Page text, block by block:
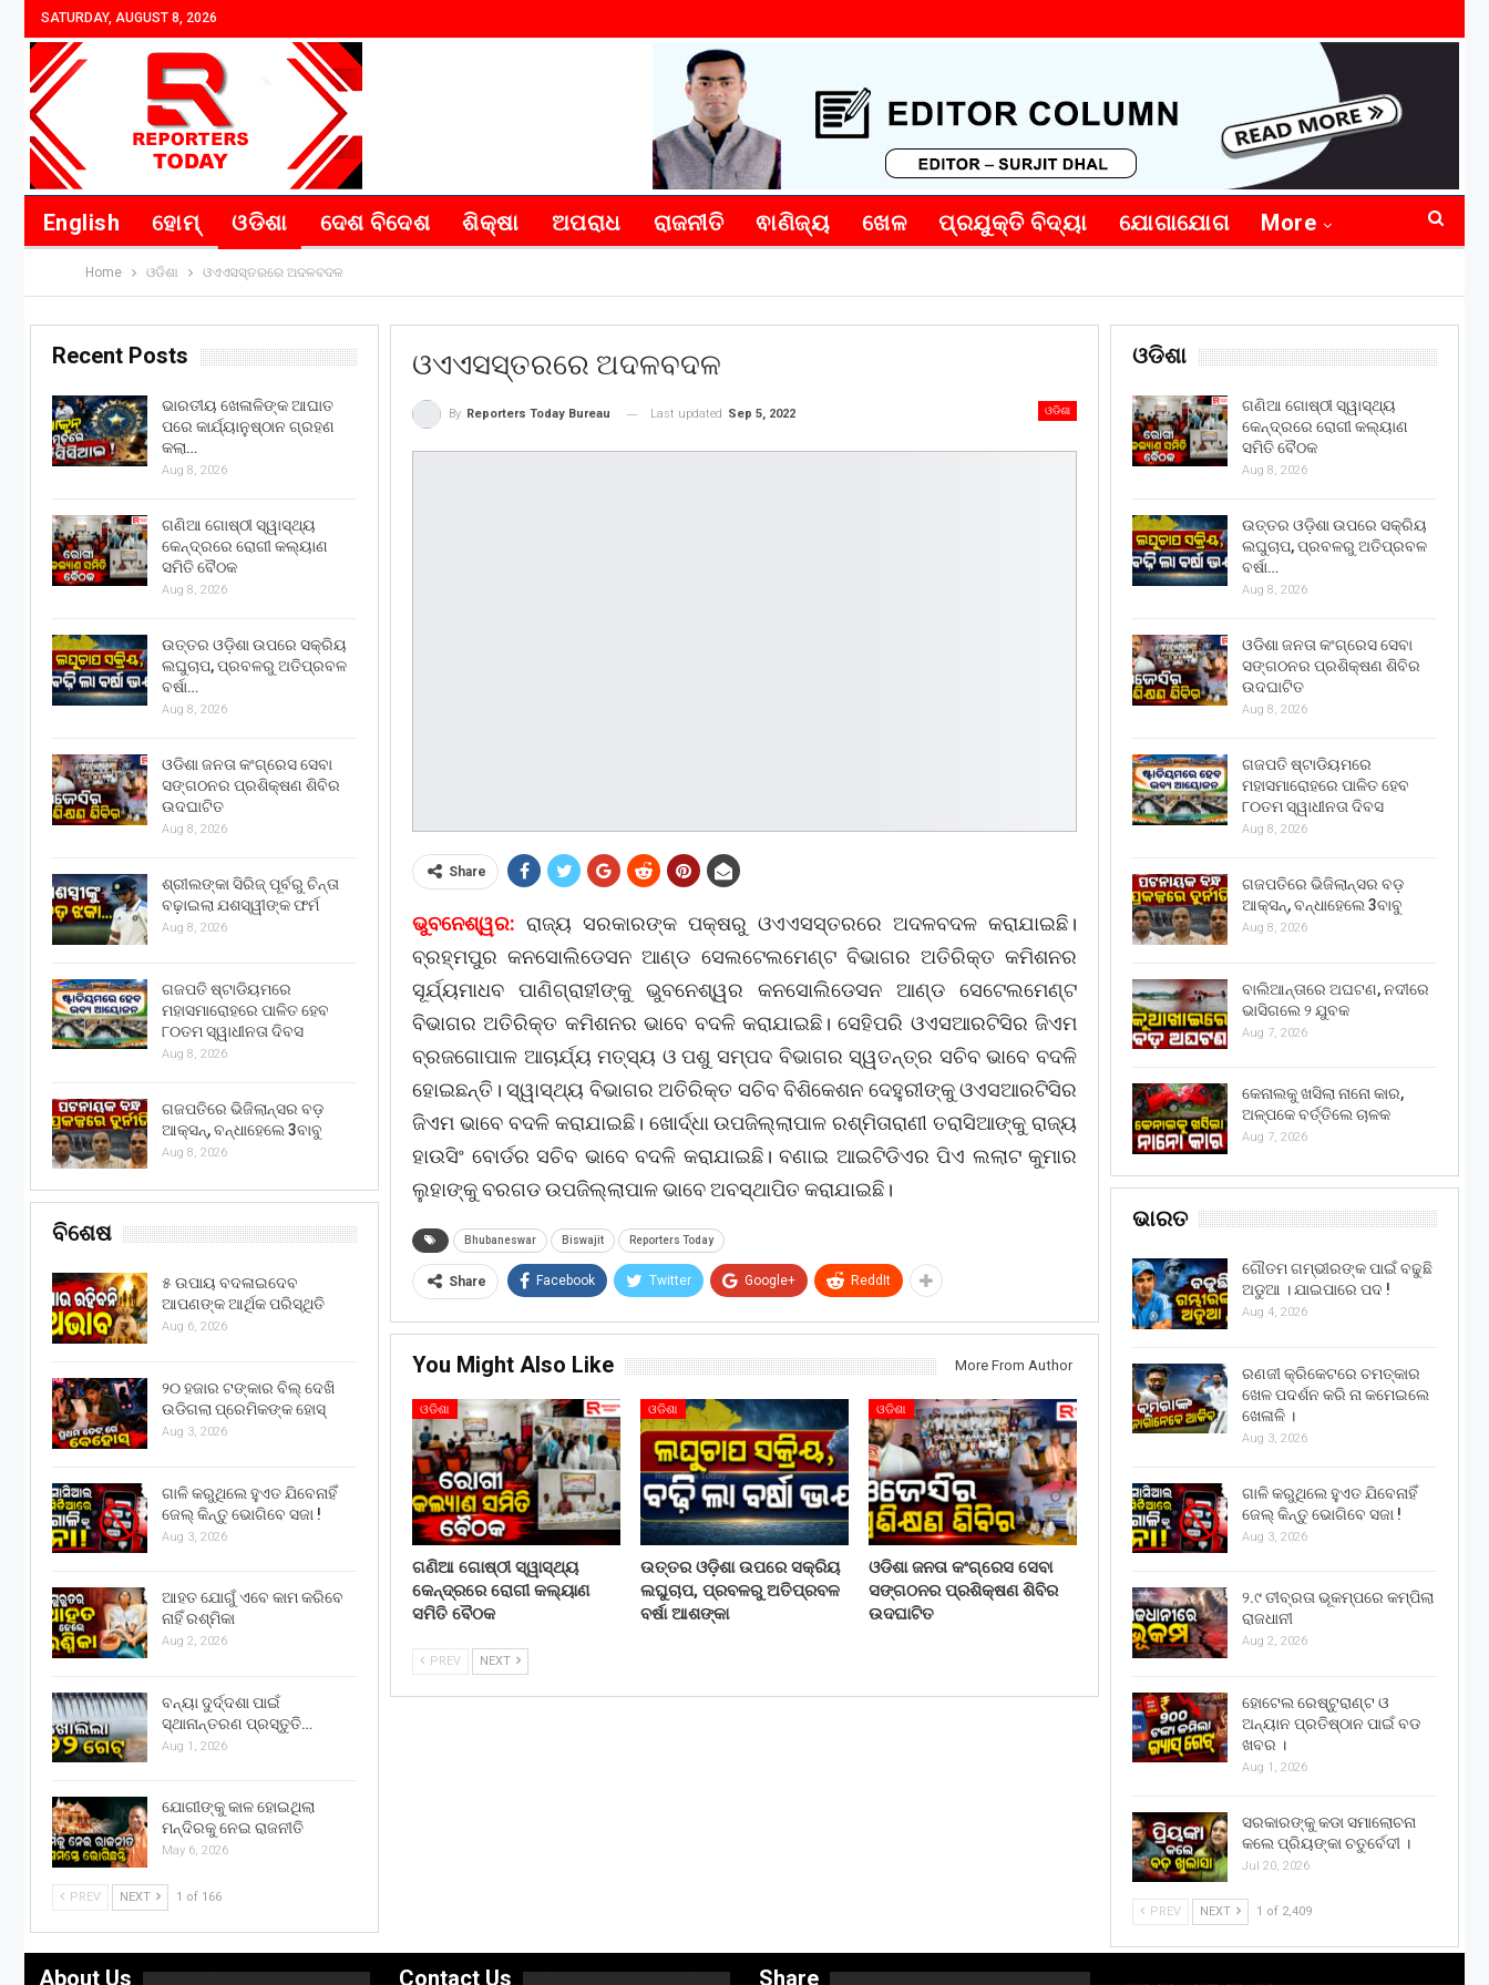
SATURDAY, AUGUST 8, 2026
English ହୋମ୍ ଓଡିଶା ଦେଶ ବିଦେଶ ଶିକ୍ଷା ଅପରାଧ ରାଜନୀତି ଵାଣିଜ୍ୟ ଖେଳ ପ୍ରଯୁକ୍ତି ବିଦ୍ୟା ଯୋଗାଯୋଗ More
Home ଓଡିଶା ଓଏଏସସ୍ତରରେ ଅଦଳବଦଳ
ଓଏଏସସ୍ତରରେ ଅଦଳବଦଳ
ଓଡିଶା
By Reporters Today Bureau Last updated Sep 5, 2022
Share
ଭୁବନେଶ୍ୱର: ରାଜ୍ୟ ସରକାରଙ୍କ ପକ୍ଷରୁ ଓଏଏସସ୍ତରରେ ଅଦଳବଦଳ କରାଯାଇଛି।
ବ୍ରହ୍ମପୁର କନସୋଲିଡେସନ ଆଣ୍ଡ ସେଲଟେଲମେଣ୍ଟ ବିଭାଗର ଅତିରିକ୍ତ କମିଶନର
ସୂର୍ଯ୍ୟମାଧବ ପାଣିଗ୍ରାହୀଙ୍କୁ ଭୁବନେଶ୍ୱର କନସୋଲିଡେସନ ଆଣ୍ଡ ସେଟେଲମେଣ୍ଟ
ବିଭାଗର ଅତିରିକ୍ତ କମିଶନର ଭାବେ ବଦଳି କରାଯାଇଛି। ସେହିପରି ଓଏସଆରଟିସିର ଜିଏମ
ବ୍ରଜଗୋପାଳ ଆଚାର୍ଯ୍ୟ ମତ୍ସ୍ୟ ଓ ପଶୁ ସମ୍ପଦ ବିଭାଗର ସ୍ୱତନ୍ତ୍ର ସଚିବ ଭାବେ ବଦଳି
ହୋଇଛନ୍ତି। ସ୍ୱାସ୍ଥ୍ୟ ବିଭାଗର ଅତିରିକ୍ତ ସଚିବ ବିଶିକେଶନ ଦେହୁରୀଙ୍କୁ ଓଏସଆରଟିସିର
ଜିଏମ ଭାବେ ବଦଳି କରାଯାଇଛି। ଖୋର୍ଦ୍ଧା ଉପଜିଲ୍ଲାପାଳ ରଶ୍ମିତାରାଣୀ ତରାସିଆଙ୍କୁ ରାଜ୍ୟ
ହାଉସିଂ ବୋର୍ଡର ସଚିବ ଭାବେ ବଦଳି କରାଯାଇଛି। ବଣାଇ ଆଇଟିଡିଏର ପିଏ ଲଲାଟ କୁମାର
ଲୁହାଙ୍କୁ ବରଗଡ ଉପଜିଲ୍ଲାପାଳ ଭାବେ ଅବସ୍ଥାପିତ କରାଯାଇଛି।
Bhubaneswar Biswajit Reporters Today
Share Facebook Twitter Google+ ReddIt
You Might Also Like More From Author
ଓଡିଶା
ଗଣିଆ ଗୋଷ୍ଠୀ ସ୍ୱାସ୍ଥ୍ୟ
କେନ୍ଦ୍ରରେ ରୋଗୀ କଲ୍ୟାଣ
ସମିତି ବୈଠକ
ଓଡିଶା
ଉତ୍ତର ଓଡ଼ିଶା ଉପରେ ସକ୍ରିୟ
ଲଘୁଚାପ, ପ୍ରବଳରୁ ଅତିପ୍ରବଳ
ବର୍ଷା ଆଶଙ୍କା
ଓଡିଶା
ଓଡିଶା ଜନତା କଂଗ୍ରେସ ସେବା
ସଙ୍ଗଠନର ପ୍ରଶିକ୍ଷଣ ଶିବିର
ଉଦଘାଟିତ
PREV NEXT
ଓଡିଶା
ଗଣିଆ ଗୋଷ୍ଠୀ ସ୍ୱାସ୍ଥ୍ୟ
କେନ୍ଦ୍ରରେ ରୋଗୀ କଲ୍ୟାଣ
ସମିତି ବୈଠକ
Aug 8, 2026
ଉତ୍ତର ଓଡ଼ିଶା ଉପରେ ସକ୍ରିୟ
ଲଘୁଚାପ, ପ୍ରବଳରୁ ଅତିପ୍ରବଳ
ବର୍ଷା…
Aug 8, 2026
ଓଡିଶା ଜନତା କଂଗ୍ରେସ ସେବା
ସଙ୍ଗଠନର ପ୍ରଶିକ୍ଷଣ ଶିବିର
ଉଦଘାଟିତ
Aug 8, 2026
ଗଜପତି ଷ୍ଟାଡିୟମରେ
ମହାସମାରୋହରେ ପାଳିତ ହେବ
୮୦ତମ ସ୍ୱାଧୀନତା ଦିବସ
Aug 8, 2026
ଗଜପତିରେ ଭିଜିଲାନ୍ସର ବଡ଼
ଆକ୍ସନ୍, ବନ୍ଧାହେଲେ 3ବାବୁ
Aug 8, 2026
ବାଲିଆନ୍ତାରେ ଅଘଟଣ, ନଦୀରେ
ଭାସିଗଲେ ୨ ଯୁବକ
Aug 7, 2026
କେନାଲକୁ ଖସିଲା ନାନୋ କାର,
ଅଳ୍ପକେ ବର୍ତ୍ତିଲେ ଚାଳକ
Aug 7, 2026
ଭାରତ
ଗୌତମ ଗମ୍ଭୀରଙ୍କ ପାଇଁ ବଢୁଛି
ଅଡୁଆ । ଯାଇପାରେ ପଦ !
Aug 4, 2026
ରଣଜୀ କ୍ରିକେଟରେ ଚମତ୍କାର
ଖେଳ ପଦର୍ଶନ କରି ନା କମେଇଲେ
ଖେଳାଳି ।
Aug 3, 2026
ଗାଳି କରୁଥିଲେ ହୁଏତ ଯିବେନାହିଁ
ଜେଲ୍ କିନ୍ତୁ ଭୋଗିବେ ସଜା !
Aug 3, 2026
୨.୯ ତୀବ୍ରତା ଭୂକମ୍ପରେ କମ୍ପିଲା
ରାଜଧାନୀ
Aug 2, 2026
ହୋଟେଲ ରେଷ୍ଟୁରାଣ୍ଟ ଓ
ଅନ୍ୟାନ ପ୍ରତିଷ୍ଠାନ ପାଇଁ ବଡ
ଖବର ।
Aug 1, 2026
ସରକାରଙ୍କୁ କଡା ସମାଲୋଚନା
କଲେ ପ୍ରିୟଙ୍କା ଚତୁର୍ବେଦୀ ।
Jul 20, 2026
PREV NEXT 1 of 2,409
Recent Posts
ଭାରତୀୟ ଖେଳାଳିଙ୍କ ଆଘାତ
ପରେ କାର୍ଯ୍ୟାନୁଷ୍ଠାନ ଗ୍ରହଣ
କଲା…
Aug 8, 2026
ଗଣିଆ ଗୋଷ୍ଠୀ ସ୍ୱାସ୍ଥ୍ୟ
କେନ୍ଦ୍ରରେ ରୋଗୀ କଲ୍ୟାଣ
ସମିତି ବୈଠକ
Aug 8, 2026
ଉତ୍ତର ଓଡ଼ିଶା ଉପରେ ସକ୍ରିୟ
ଲଘୁଚାପ, ପ୍ରବଳରୁ ଅତିପ୍ରବଳ
ବର୍ଷା…
Aug 8, 2026
ଓଡିଶା ଜନତା କଂଗ୍ରେସ ସେବା
ସଙ୍ଗଠନର ପ୍ରଶିକ୍ଷଣ ଶିବିର
ଉଦଘାଟିତ
Aug 8, 2026
ଶ୍ରୀଲଙ୍କା ସିରିଜ୍ ପୂର୍ବରୁ ଚିନ୍ତା
ବଢ଼ାଇଲା ଯଶସ୍ୱୀଙ୍କ ଫର୍ମ
Aug 8, 2026
ଗଜପତି ଷ୍ଟାଡିୟମରେ
ମହାସମାରୋହରେ ପାଳିତ ହେବ
୮୦ତମ ସ୍ୱାଧୀନତା ଦିବସ
Aug 8, 2026
ଗଜପତିରେ ଭିଜିଲାନ୍ସର ବଡ଼
ଆକ୍ସନ୍, ବନ୍ଧାହେଲେ 3ବାବୁ
Aug 8, 2026
ବିଶେଷ
୫ ଉପାୟ ବଦଳାଇଦେବ
ଆପଣଙ୍କ ଆର୍ଥିକ ପରିସ୍ଥିତି
Aug 6, 2026
୨୦ ହଜାର ଟଙ୍କାର ବିଲ୍ ଦେଖି
ଉଡିଗଲା ପ୍ରେମିକଙ୍କ ହୋସ୍
Aug 3, 2026
ଗାଳି କରୁଥିଲେ ହୁଏତ ଯିବେନାହିଁ
ଜେଲ୍ କିନ୍ତୁ ଭୋଗିବେ ସଜା !
Aug 3, 2026
ଆହତ ଯୋଗୁଁ ଏବେ କାମ କରିବେ
ନାହିଁ ରଶ୍ମିକା
Aug 2, 2026
ବନ୍ୟା ଦୁର୍ଦ୍ଦଶା ପାଇଁ
ସ୍ଥାନାନ୍ତରଣ ପ୍ରସ୍ତୁତି…
Aug 1, 2026
ଯୋଗୀଙ୍କୁ କାଳ ହୋଇଥିଲା
ମନ୍ଦିରକୁ ନେଇ ରାଜନୀତି
May 6, 2026
PREV NEXT 1 of 166
About Us Contact Us Share